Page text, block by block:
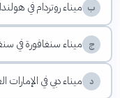
ب ميناء روتردام في هولندا
ج ميناء سنغافورة في
د ميناء دبي في الإمارات